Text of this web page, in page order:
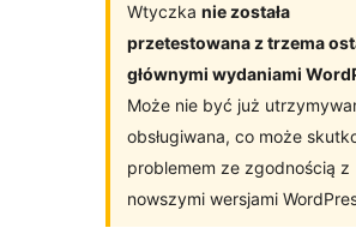
Wtyczka nie została
przetestowana z trzema
głównymi wydaniami
Może nie być już
obsługiwana, co może
problemem ze zgodnością z
nowszymi wersjami